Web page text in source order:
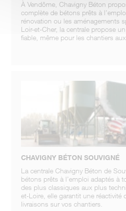
À Vendôme, Chavigny Béton
complète de bétons prêts à
rénovation ou les aménagements
Loir-et-Cher, la centrale propose
fiable, même pour les chantiers
CHAVIGNY BÉTON SOUVIGNÉ
La centrale Chavigny Béton de
bétons prêts à l’emploi adaptés à
des plus classiques aux plus
et-Loire, elle garantit une réactivité
livraisons sur vos chantiers.